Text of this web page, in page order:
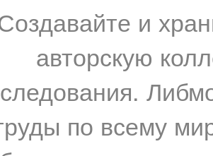
и
авторскую
по всему